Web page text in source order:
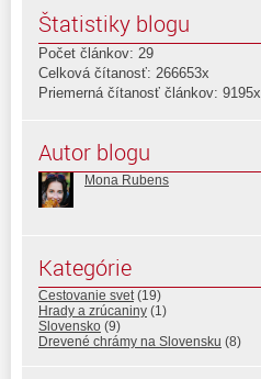
Štatistiky blogu
Počet článkov: 29
Celková čítanosť: 266653x
Priemerná čítanosť článkov: 9195x
Autor blogu
Mona Rubens
Kategórie
Cestovanie svet (19)
Hrady a zrúcaniny (1)
Slovensko (9)
Drevené chrámy na Slovensku (8)